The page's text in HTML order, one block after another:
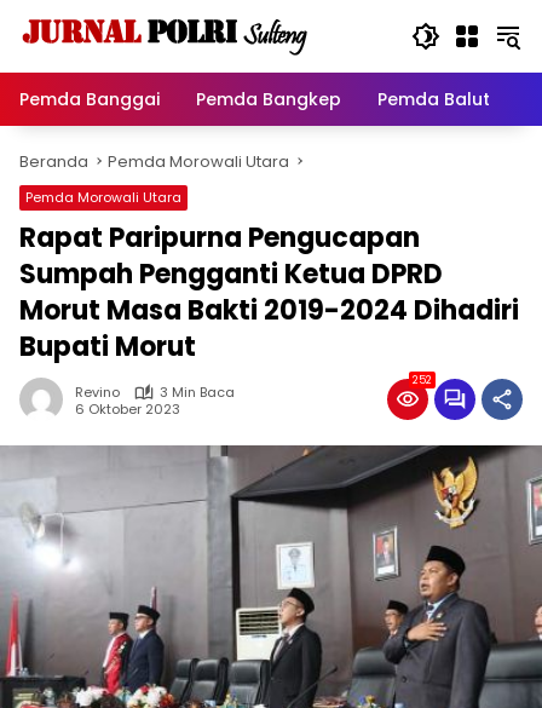
Pemda Banggai
Pemda Bangkep Pemda Balut
Beranda Pemda Morowali Utara
Pemda Morowali Utara
Rapat Paripurna Pengucapan
Sumpah Pengganti Ketua DPRD
Morut Masa Bakti 2019-2024 Dihadiri
Bupati Morut
Revino
3 Min Baca
6 Oktober 2023
252